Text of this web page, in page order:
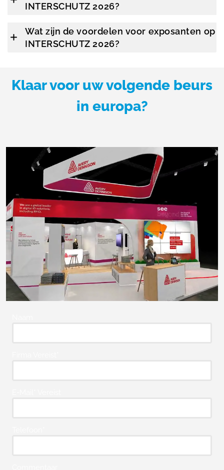
INTERSCHUTZ 2026?
Wat zijn de voordelen voor exposanten op
INTERSCHUTZ 2026?
Klaar voor uw volgende beurs
in europa?